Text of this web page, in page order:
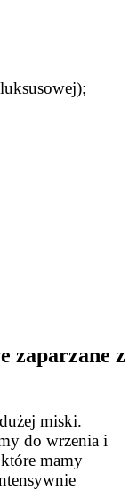
zaparzane z
miski.
do wrzenia i
mamy